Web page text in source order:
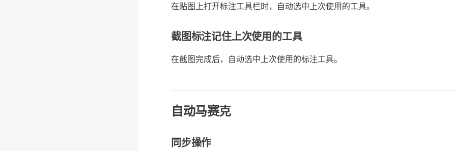
在贴图上打开标注工具栏时，自动选中上次使用的工具。
截图标注记住上次使用的工具
在截图完成后，自动选中上次使用的标注工具。
自动马赛克
同步操作